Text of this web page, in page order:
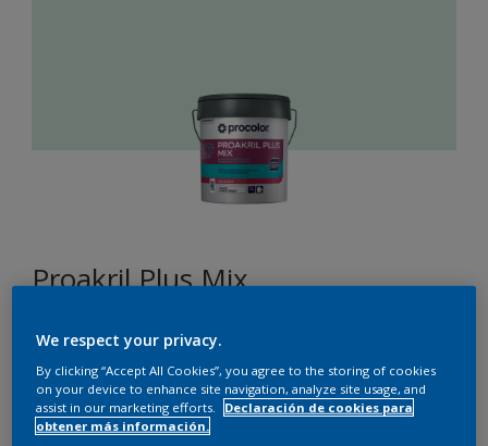
Proakril Plus Mix
M2.06.86
Cambiar de color
Tamaño
We respect your privacy.
By clicking “Accept All Cookies”, you agree to the storing of cookies
on your device to enhance site navigation, analyze site usage, and
assist in our marketing efforts.
Declaración de cookies para
obtener más información.